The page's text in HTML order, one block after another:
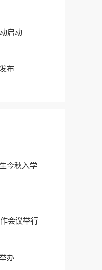
启动
布
今秋入学
会议举行
办